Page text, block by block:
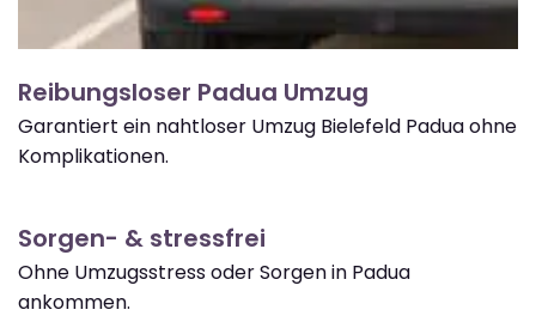
Reibungsloser Padua Umzug
Garantiert ein nahtloser Umzug Bielefeld Padua ohne
Komplikationen.
Sorgen- & stressfrei
Ohne Umzugsstress oder Sorgen in Padua
ankommen.